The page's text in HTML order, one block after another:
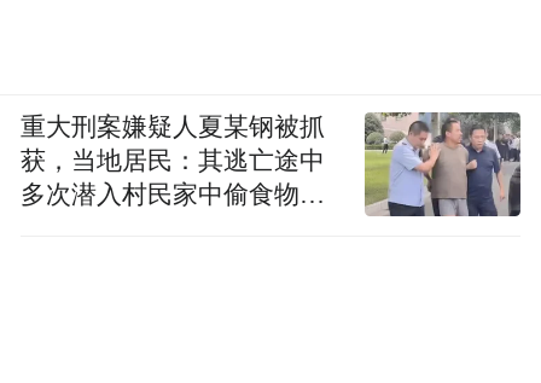
重大刑案嫌疑人夏某钢被抓
获，当地居民：其逃亡途中
多次潜入村民家中偷食物被